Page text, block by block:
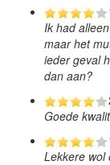
Ik had
maar het
ieder geval
dan aan?
Goede
Lekkere wol